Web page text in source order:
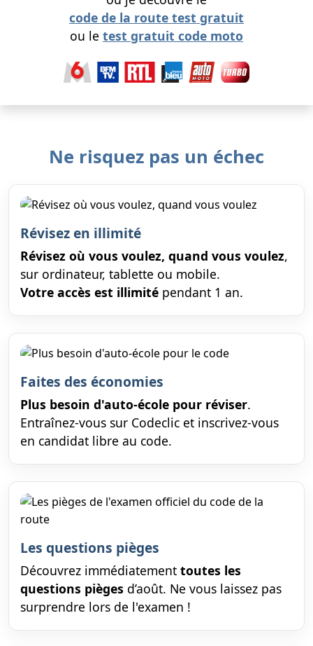
code de la route test gratuit
ou le test gratuit code moto
Ne risquez pas un échec
Révisez en illimité
Révisez où vous voulez, quand vous voulez,
sur ordinateur, tablette ou mobile.
Votre accès est illimité pendant 1 an.
Faites des économies
Plus besoin d'auto-école pour réviser.
Entraînez-vous sur Codeclic et inscrivez-vous
en candidat libre au code.
Les questions pièges
Découvrez immédiatement toutes les
questions pièges d’août. Ne vous laissez pas
surprendre lors de l'examen !